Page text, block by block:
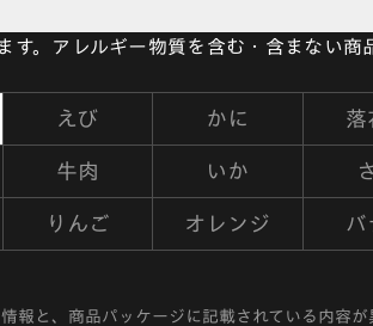
。アレルギー物質を含む・含まない商
えび かに 落
牛肉 いか
りんご オレンジ バ
と、商品パッケージに記載されている内容が